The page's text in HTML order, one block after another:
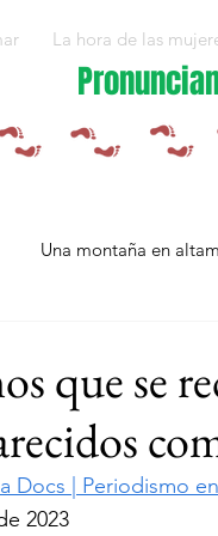
La hora de las
Una montaña en
Plan Integral Morelos
que se
Docs | Periodismo
2023